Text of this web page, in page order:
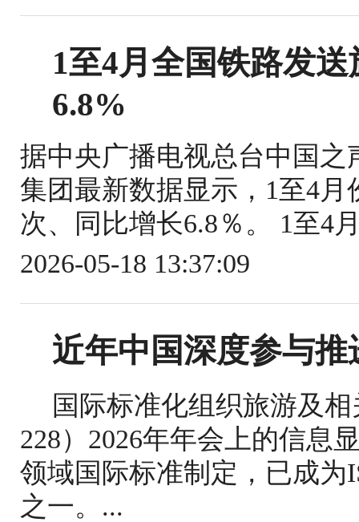
1至4月全国铁路发
6.8%
据中央广播电视总台中国
集团最新数据显示，1至4月
次、同比增长6.8％。 1至4
2026-05-18 13:37:09
近年中国深度参与
国际标准化组织旅游及
228）2026年年会上的信息
领域国际标准制定，已成为
之一。...